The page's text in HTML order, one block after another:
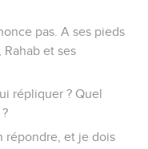
pas. A ses pieds
et ses
répliquer ? Quel
répondre, et je dois